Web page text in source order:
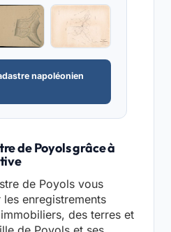
napoléonien
de Poyols grâce à
de Poyols vous
enregistrements
des terres et